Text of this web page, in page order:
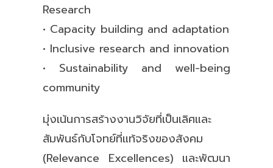
Research
• Capacity building and adaptation
• Inclusive research and innovation
• Sustainability and well-being
community
มุ่งเน้นการสร้างงานวิจัยที่เป็นเลิศและ
สัมพันธ์กับโจทย์ที่แท้จริงของสังคม
(Relevance Excellences) และพัฒนา